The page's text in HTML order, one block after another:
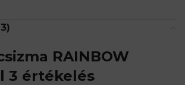
RAINBOW
3 értékelés